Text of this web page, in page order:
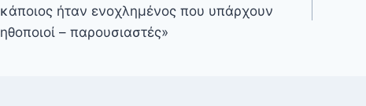
κάποιος ήταν ενοχλημένος που υπάρχουν
ηθοποιοί – παρουσιαστές»